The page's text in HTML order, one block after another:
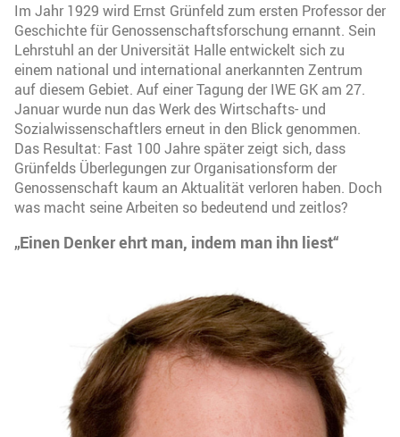
Im Jahr 1929 wird Ernst Grünfeld zum ersten Professor der
Geschichte für Genossenschaftsforschung ernannt. Sein
Lehrstuhl an der Universität Halle entwickelt sich zu
einem national und international anerkannten Zentrum
auf diesem Gebiet. Auf einer Tagung der IWE GK am 27.
Januar wurde nun das Werk des Wirtschafts- und
Sozialwissenschaftlers erneut in den Blick genommen.
Das Resultat: Fast 100 Jahre später zeigt sich, dass
Grünfelds Überlegungen zur Organisationsform der
Genossenschaft kaum an Aktualität verloren haben. Doch
was macht seine Arbeiten so bedeutend und zeitlos?
„Einen Denker ehrt man, indem man ihn liest“